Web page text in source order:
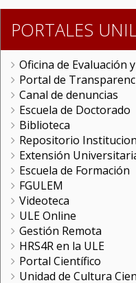
PORTALES
Oficina de Evaluación
Portal de
Canal de denuncias
Escuela de Doctorado
Biblioteca
Repositorio
Extensión
Escuela de Formación
FGULEM
Videoteca
ULE Online
Gestión Remota
HRS4R en la ULE
Portal Científico
Unidad de Cultura